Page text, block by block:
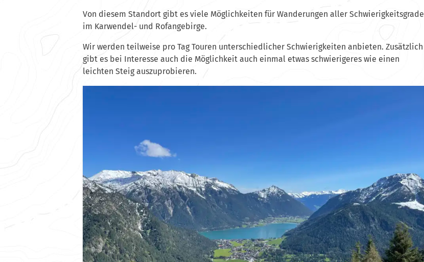
Von diesem Standort gibt es viele Möglichkeiten für Wanderungen aller Schwierigkeitsgrade
im Karwendel- und Rofangebirge.
Wir werden teilweise pro Tag Touren unterschiedlicher Schwierigkeiten anbieten. Zusätzlich
gibt es bei Interesse auch die Möglichkeit auch einmal etwas schwierigeres wie einen
leichten Steig auszuprobieren.